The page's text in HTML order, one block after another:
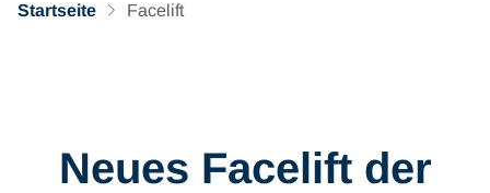
Startseite Facelift
Neues Facelift der